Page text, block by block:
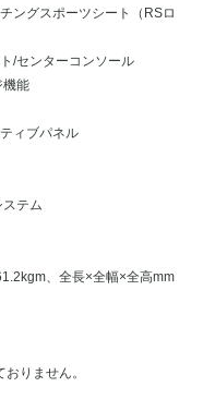
ングスポーツシート（RSロ
/センターコンソール
機能
ィブパネル
テム
、全長×全幅×全高mm
りません。